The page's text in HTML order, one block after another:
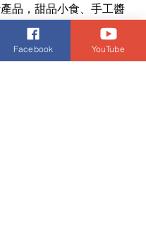
品，甜品小食、手工醬
。D2 Place 二期地下
更設立昭和千面一番町場
Facebook YouTube